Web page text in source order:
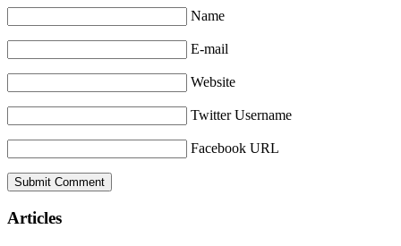
Name
E-mail
Website
Twitter Username
Facebook URL
Articles